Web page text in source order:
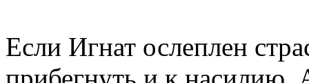
Если Игнат ослеплен